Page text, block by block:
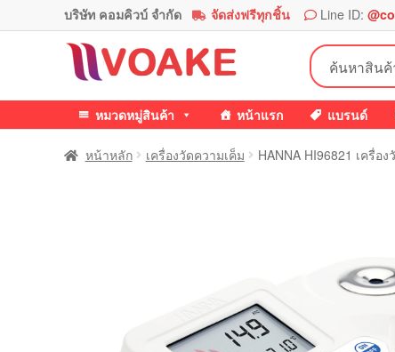
บริษัท คอมคิวบ์ จำกัด จัดส่งฟรีทุกชิ้น Line ID:
Skip
to
Skip
to
ค้นหา:
หมวดหมู่สินค้า หน้าแรก แบรนด์
หน้าหลัก เครื่องวัดความเค็ม HANNA HI96821 เครื่อ